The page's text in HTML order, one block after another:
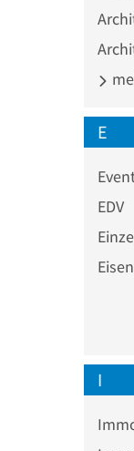
E
EDV
I